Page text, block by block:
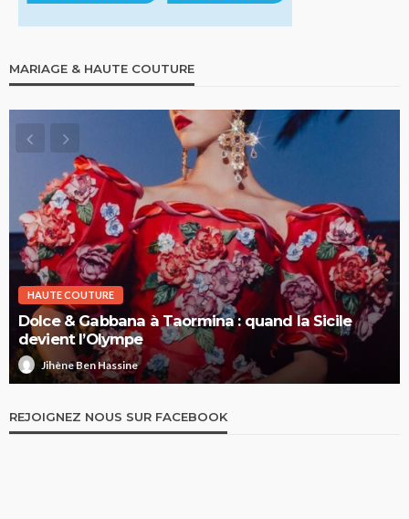
MARIAGE & HAUTE COUTURE
HAUTE COUTURE
Dolce & Gabbana à Taormina : quand la Sicile
devient l’Olympe
Jihène Ben Hassine
REJOIGNEZ NOUS SUR FACEBOOK